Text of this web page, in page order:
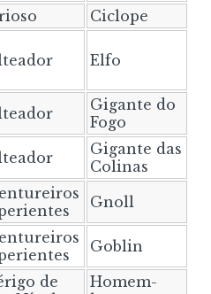
Ciclope
Elfo
Gigante do
Fogo
Gigante das
Colinas
Gnoll
Goblin
de
Homem-